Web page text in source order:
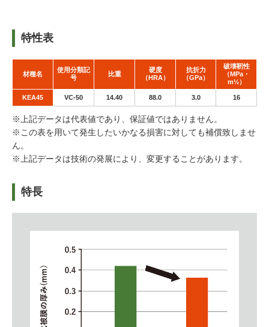
特性表
材種名
使用分類記
号
比重
硬度
（HRA）
抗折力
（GPa）
破壊靭性
（MPa・
m½）
KEA45 VC-50 14.40 88.0 3.0 16
※上記データは代表値であり、保証値ではありません。
※この表を用いて発生したいかなる損害に対しても補償致しませ
ん。
※上記データは技術の発展により、変更することがあります。
特長